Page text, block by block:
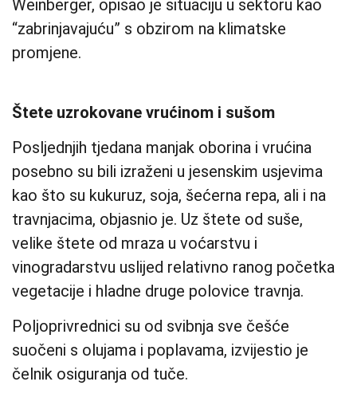
Weinberger, opisao je situaciju u sektoru kao
“zabrinjavajuću” s obzirom na klimatske
promjene.
Štete uzrokovane vrućinom i sušom
Posljednjih tjedana manjak oborina i vrućina
posebno su bili izraženi u jesenskim usjevima
kao što su kukuruz, soja, šećerna repa, ali i na
travnjacima, objasnio je. Uz štete od suše,
velike štete od mraza u voćarstvu i
vinogradarstvu uslijed relativno ranog početka
vegetacije i hladne druge polovice travnja.
Poljoprivrednici su od svibnja sve češće
suočeni s olujama i poplavama, izvijestio je
čelnik osiguranja od tuče.